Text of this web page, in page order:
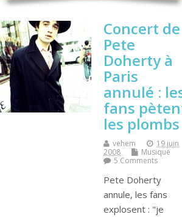
Concert de
Pete
Doherty à
Paris
annulé :
fans
les plombs
vehem
19 juin
2008
Musique
5 Comments
Pete Doherty
annule, les fans
explosent : "je